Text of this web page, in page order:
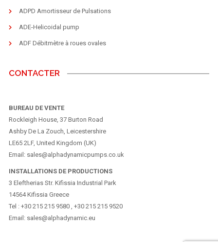
ADPD Amortisseur de Pulsations
ADE-Helicoidal pump
ADF Débitmètre à roues ovales
CONTACTER
BUREAU DE VENTE
Rockleigh House, 37 Burton Road
Ashby De La Zouch, Leicestershire
LE65 2LF, United Kingdom (UK)
Email: sales@alphadynamicpumps.co.uk
INSTALLATIONS DE PRODUCTIONS
3 Eleftherias Str. Kifissia Industrial Park
14564 Kifissia Greece
Tel : +30 215 215 9580 , +30 215 215 9520
Email: sales@alphadynamic.eu